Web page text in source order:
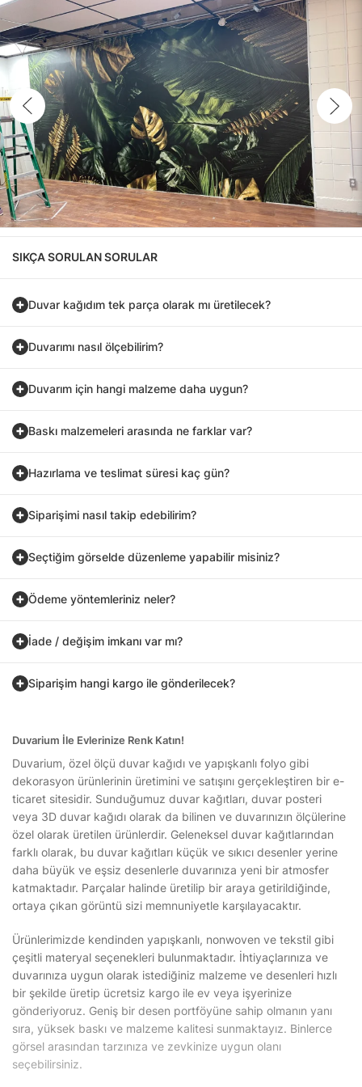
SIKÇA SORULAN SORULAR
Duvar kağıdım tek parça olarak mı üretilecek?
Duvarımı nasıl ölçebilirim?
Duvarım için hangi malzeme daha uygun?
Baskı malzemeleri arasında ne farklar var?
Hazırlama ve teslimat süresi kaç gün?
Siparişimi nasıl takip edebilirim?
Seçtiğim görselde düzenleme yapabilir misiniz?
Ödeme yöntemleriniz neler?
İade / değişim imkanı var mı?
Siparişim hangi kargo ile gönderilecek?
Duvarium İle Evlerinize Renk Katın!
Duvarium, özel ölçü duvar kağıdı ve yapışkanlı folyo gibi
dekorasyon ürünlerinin üretimini ve satışını gerçekleştiren bir e-
ticaret sitesidir. Sunduğumuz duvar kağıtları, duvar posteri
veya 3D duvar kağıdı olarak da bilinen ve duvarınızın ölçülerine
özel olarak üretilen ürünlerdir. Geleneksel duvar kağıtlarından
farklı olarak, bu duvar kağıtları küçük ve sıkıcı desenler yerine
daha büyük ve eşsiz desenlerle duvarınıza yeni bir atmosfer
katmaktadır. Parçalar halinde üretilip bir araya getirildiğinde,
ortaya çıkan görüntü sizi memnuniyetle karşılayacaktır.
Ürünlerimizde kendinden yapışkanlı, nonwoven ve tekstil gibi
çeşitli materyal seçenekleri bulunmaktadır. İhtiyaçlarınıza ve
duvarınıza uygun olarak istediğiniz malzeme ve desenleri hızlı
bir şekilde üretip ücretsiz kargo ile ev veya işyerinize
gönderiyoruz. Geniş bir desen portföyüne sahip olmanın yanı
sıra, yüksek baskı ve malzeme kalitesi sunmaktayız. Binlerce
görsel arasından tarzınıza ve zevkinize uygun olanı
seçebilirsiniz.